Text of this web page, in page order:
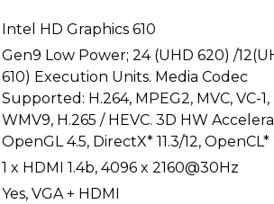
Intel HD Graphics 610
Gen9 Low Power; 24 (UHD 620) /
610) Execution Units. Media Codec
Supported: H.264, MPEG2, MVC, VC-1,
WMV9, H.265 / HEVC. 3D HW
OpenGL 4.5, DirectX* 11.3/12, OpenCL*
1 x HDMI 1.4b, 4096 x 2160@30Hz
Yes, VGA + HDMI